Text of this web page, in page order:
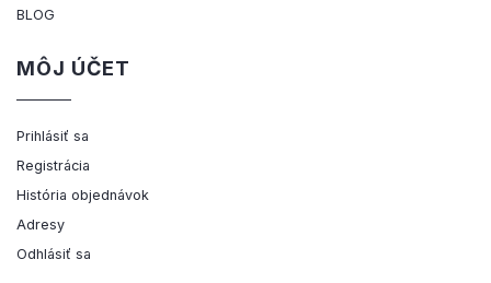
BLOG
MÔJ ÚČET
Prihlásiť sa
Registrácia
História objednávok
Adresy
Odhlásiť sa